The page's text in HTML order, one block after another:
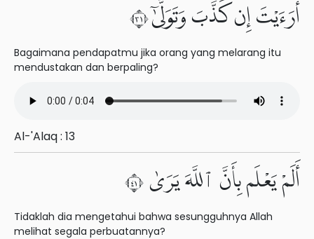
أَرَءَيْتَ إِن كَذَّبَ وَتَوَلَّىٰٓ ١٣
Bagaimana pendapatmu jika orang yang melarang itu
mendustakan dan berpaling?
Al-'Alaq : 13
أَلَمْ يَعْلَم بِأَنَّ ٱللَّهَ يَرَىٰ ١٤
Tidaklah dia mengetahui bahwa sesungguhnya Allah
melihat segala perbuatannya?